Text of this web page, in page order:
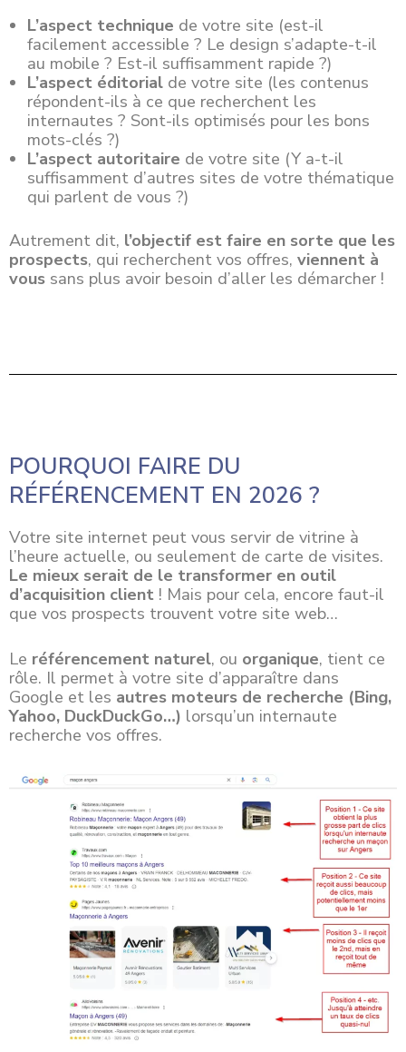
L’aspect technique de votre site (est-il
facilement accessible ? Le design s’adapte-t-il
au mobile ? Est-il suffisamment rapide ?)
L’aspect éditorial de votre site (les contenus
répondent-ils à ce que recherchent les
internautes ? Sont-ils optimisés pour les bons
mots-clés ?)
L’aspect autoritaire de votre site (Y a-t-il
suffisamment d’autres sites de votre thématique
qui parlent de vous ?)
Autrement dit, l’objectif est faire en sorte que les
prospects, qui recherchent vos offres, viennent à
vous sans plus avoir besoin d’aller les démarcher !
POURQUOI FAIRE DU
RÉFÉRENCEMENT EN 2026 ?
Votre site internet peut vous servir de vitrine à
l’heure actuelle, ou seulement de carte de visites.
Le mieux serait de le transformer en outil
d’acquisition client ! Mais pour cela, encore faut-il
que vos prospects trouvent votre site web…
Le référencement naturel, ou organique, tient ce
rôle. Il permet à votre site d’apparaître dans
Google et les autres moteurs de recherche (Bing,
Yahoo, DuckDuckGo…) lorsqu’un internaute
recherche vos offres.